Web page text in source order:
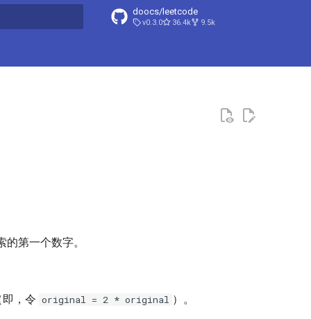
doocs/leetcode
v0.3.0 36.4k 9.5k
的第一个数字。
即，令 original = 2 * original ）。